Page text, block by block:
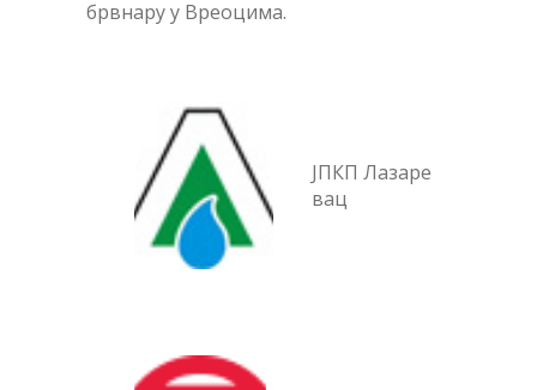
брвнару у Вреоцима.
ЈПКП Лазаре
вац